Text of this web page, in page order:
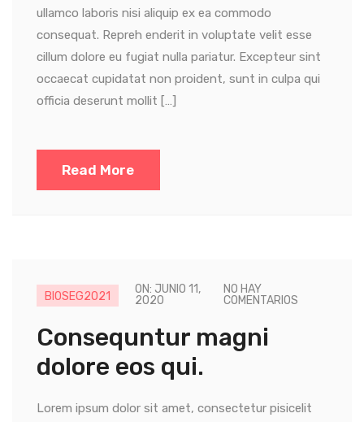
ullamco laboris nisi aliquip ex ea commodo
consequat. Repreh enderit in voluptate velit esse
cillum dolore eu fugiat nulla pariatur. Excepteur sint
occaecat cupidatat non proident, sunt in culpa qui
officia deserunt mollit […]
Read More
BIOSEG2021
ON: JUNIO 11,
2020
NO HAY
COMENTARIOS
Consequntur magni
dolore eos qui.
Lorem ipsum dolor sit amet, consectetur pisicelit